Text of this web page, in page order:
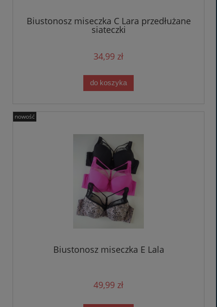
Biustonosz miseczka C Lara przedłużane
siateczki
34,99 zł
do koszyka
Biustonosz miseczka E Lala
49,99 zł
nowość